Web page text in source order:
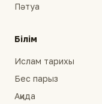
Пәтуа
Білім
Ислам тарихы
Бес парыз
Ақида